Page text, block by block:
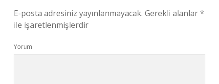
E-posta adresiniz yayınlanmayacak. Gerekli alanlar*
ile işaretlenmişlerdir
Yorum